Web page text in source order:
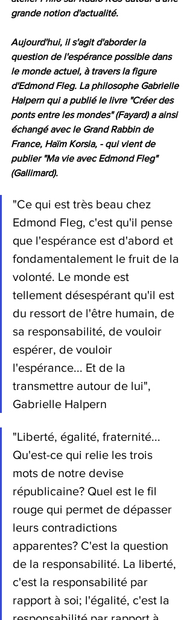
grande notion d'actualité.
Aujourd'hui, il s'agit d'aborder la
question de l'espérance possible dans
le monde actuel, à travers la figure
d'Edmond Fleg. La philosophe Gabrielle
Halpern qui a publié le livre "Créer des
ponts entre les mondes" (Fayard) a ainsi
échangé avec le Grand Rabbin de
France, Haïm Korsia, - qui vient de
publier "Ma vie avec Edmond Fleg"
(Gallimard).
"Ce qui est très beau chez
Edmond Fleg, c'est qu'il pense
que l'espérance est d'abord et
fondamentalement le fruit de la
volonté. Le monde est
tellement désespérant qu'il est
du ressort de l'être humain, de
sa responsabilité, de vouloir
espérer, de vouloir
l'espérance... Et de la
transmettre autour de lui",
Gabrielle Halpern
"Liberté, égalité, fraternité...
Qu'est-ce qui relie les trois
mots de notre devise
républicaine? Quel est le fil
rouge qui permet de dépasser
leurs contradictions
apparentes? C'est la question
de la responsabilité. La liberté,
c'est la responsabilité par
rapport à soi; l'égalité, c'est la